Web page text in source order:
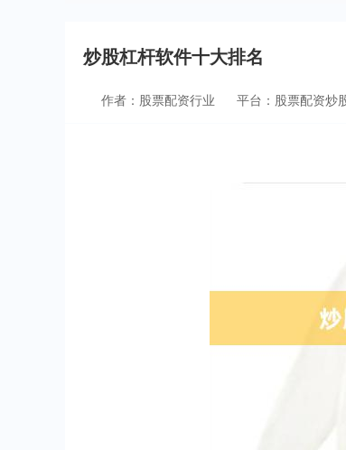
炒股杠杆软件十大排名
作者：股票配资行业 平台：股票配资炒